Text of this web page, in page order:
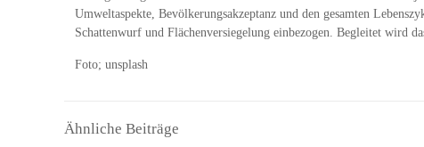
Umweltaspekte, Bevölkerungsakzeptanz und den gesamten
Schattenwurf und Flächenversiegelung einbezogen. Begleitet wird
Foto; unsplash
Ähnliche Beiträge